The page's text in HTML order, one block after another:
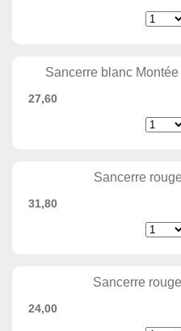
Sancerre blanc
27,60
Sancerre
31,80
Sancerre
24,00